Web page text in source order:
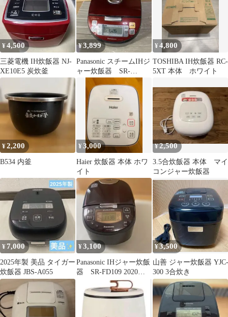
¥4,500
三菱電機 IH炊飯器 NJ-
XE10E5 炭炊釜
¥3,899
Panasonic スチームIHジ
ャー炊飯器 SR-
¥4,800
TOSHIBA IH炊飯器 RC-
5XT 本体 ホワイト
¥2,200
B534 内釜
¥3,000
Haier 炊飯器 本体 ホワ
イト
¥2,500
3.5合炊飯器 本体 マイ
コンジャー炊飯器
¥ 7,000
2025年製 美品 タイガー
炊飯器 JBS-A055
¥3,100
Panasonic IHジャー炊飯
器 SR-FD109 2020年
¥3,500
山善 ジャー炊飯器 YJC-
300 3合炊き